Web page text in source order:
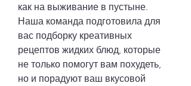
как на выживание в пустыне.
Наша команда подготовила для
вас подборку креативных
рецептов жидких блюд, которые
не только помогут вам похудеть,
но и порадуют ваш вкусовой